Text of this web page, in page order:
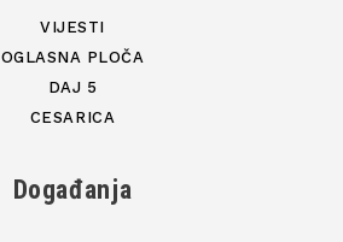
VIJESTI
OGLASNA PLOČA
DAJ 5
CESARICA
Događanja